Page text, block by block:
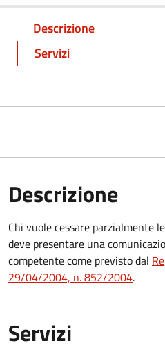
Descrizione
Servizi
Descrizione
Chi vuole cessare parzialmente
deve presentare una
competente come previsto dal
29/04/2004, n. 852/2004.
Servizi